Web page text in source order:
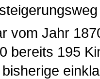
vom Jahr
bereits 195